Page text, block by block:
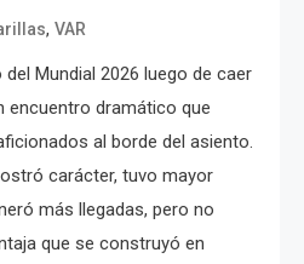
, VAR
Mundial 2026 luego de caer
encuentro dramático que
al borde del asiento.
carácter, tuvo mayor
más llegadas, pero no
que se construyó en